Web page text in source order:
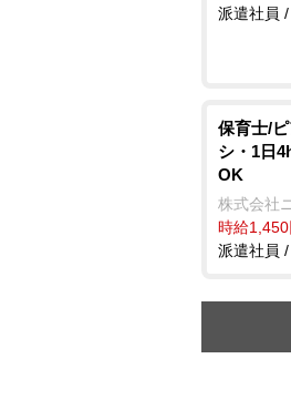
派遣社員
保育士/
シ・1日
OK
株式会社
時給1,450
派遣社員